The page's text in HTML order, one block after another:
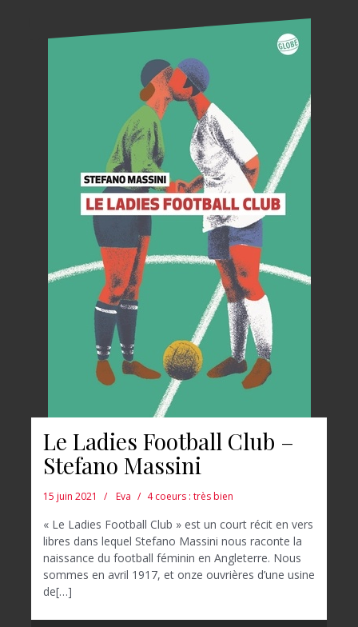
Le Ladies Football Club –
Stefano Massini
15 juin 2021 Eva 4 coeurs : très bien
« Le Ladies Football Club » est un court récit en vers
libres dans lequel Stefano Massini nous raconte la
naissance du football féminin en Angleterre. Nous
sommes en avril 1917, et onze ouvrières d’une usine
de[…]